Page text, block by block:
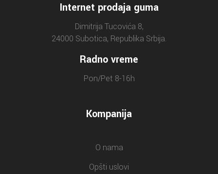
Internet prodaja guma
Dimitrija Tucovića 8,
24000 Subotica, Republika Srbija.
Radno vreme
Pon/Pet 8-16h
Kompanija
O nama
Opšti uslovi